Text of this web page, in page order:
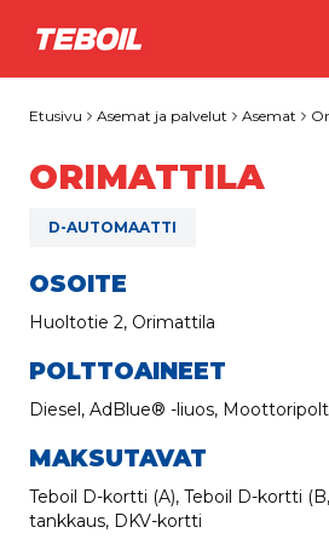
Siirry pääsisältöön
Etusivu Asemat ja palvelut Asemat
ORIMATTILA
D-AUTOMAATTI
OSOITE
Huoltotie 2, Orimattila
POLTTOAINEET
Diesel, AdBlue® -liuos,
MAKSUTAVAT
Teboil D-kortti (A), Teboil D-kortti
tankkaus, DKV-kortti